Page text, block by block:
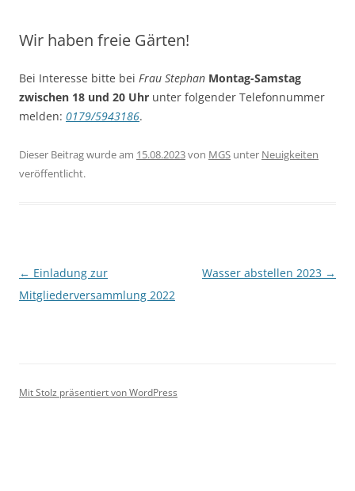
Wir haben freie Gärten!
Bei Interesse bitte bei Frau Stephan Montag-Samstag
zwischen 18 und 20 Uhr unter folgender Telefonnummer
melden: 0179/5943186.
Dieser Beitrag wurde am 15.08.2023von MGS unter Neuigkeiten
veröffentlicht.
Beitragsnavigation
← Einladung zur
Mitgliederversammlung 2022
Wasser abstellen 2023 →
Mit Stolz präsentiert von WordPress